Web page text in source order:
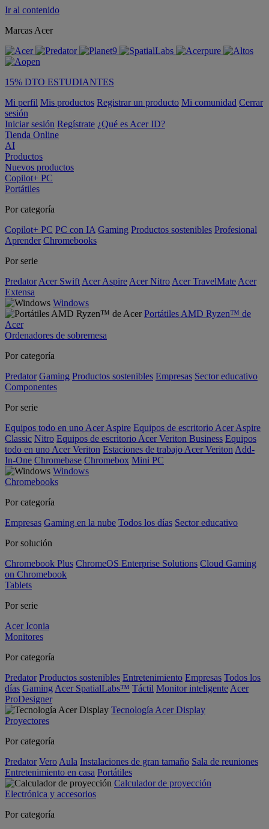
Ir al contenido
Marcas Acer
15% DTO ESTUDIANTES
Mi perfil Mis productos Registrar un producto Mi comunidad Cerrar
sesión
Iniciar sesión Regístrate ¿Qué es Acer ID?
Tienda Online
AI
Productos
Nuevos productos
Copilot+ PC
Portátiles
Por categoría
Copilot+ PC PC con IA Gaming Productos sostenibles Profesional
Aprender Chromebooks
Por serie
Predator Acer Swift Acer Aspire Acer Nitro Acer TravelMate Acer
Extensa
Windows
Portátiles AMD Ryzen™ de
Acer
Ordenadores de sobremesa
Por categoría
Predator Gaming Productos sostenibles Empresas Sector educativo
Componentes
Por serie
Equipos todo en uno Acer Aspire Equipos de escritorio Acer Aspire
Classic Nitro Equipos de escritorio Acer Veriton Business Equipos
todo en uno Acer Veriton Estaciones de trabajo Acer Veriton Add-
In-One Chromebase Chromebox Mini PC
Windows
Chromebooks
Por categoría
Empresas Gaming en la nube Todos los días Sector educativo
Por solución
Chromebook Plus ChromeOS Enterprise Solutions Cloud Gaming
on Chromebook
Tablets
Por serie
Acer Iconia
Monitores
Por categoría
Predator Productos sostenibles Entretenimiento Empresas Todos los
días Gaming Acer SpatialLabs™ Táctil Monitor inteligente Acer
ProDesigner
Tecnología Acer Display
Proyectores
Por categoría
Predator Vero Aula Instalaciones de gran tamaño Sala de reuniones
Entretenimiento en casa Portátiles
Calculador de proyección
Electrónica y accesorios
Por categoría